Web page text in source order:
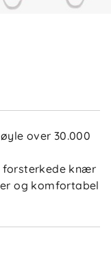
over 30.000
forsterkede knær
og komfortabel